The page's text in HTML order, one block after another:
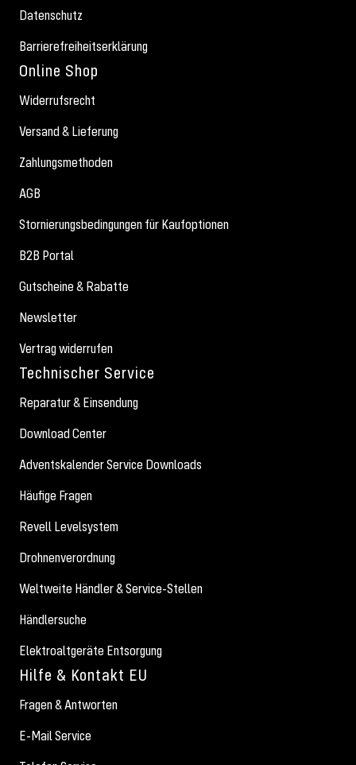
Datenschutz
Barrierefreiheitserklärung
Online Shop
Widerrufsrecht
Versand & Lieferung
Zahlungsmethoden
AGB
Stornierungsbedingungen für Kaufoptionen
B2B Portal
Gutscheine & Rabatte
Newsletter
Vertrag widerrufen
Technischer Service
Reparatur & Einsendung
Download Center
Adventskalender Service Downloads
Häufige Fragen
Revell Levelsystem
Drohnenverordnung
Weltweite Händler & Service-Stellen
Händlersuche
Elektroaltgeräte Entsorgung
Hilfe & Kontakt EU
Fragen & Antworten
E-Mail Service